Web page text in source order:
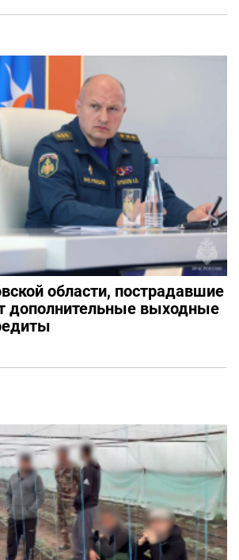
области, пострадавшие
дополнительные выходные